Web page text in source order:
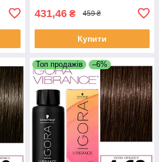
431,46 ₴ 459 ₴
Купити
Топ продажів –6%